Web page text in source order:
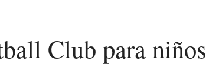
Club para niños